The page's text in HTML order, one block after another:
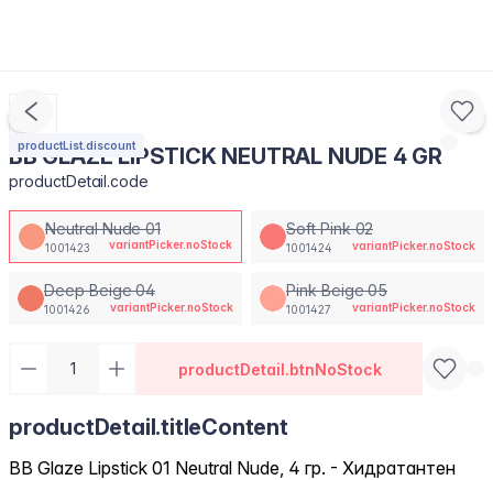
productList.discount
BB GLAZE LIPSTICK NEUTRAL NUDE 4 GR
productDetail.code
Neutral Nude 01
1001423 variantPicker.noStock
Soft Pink 02
1001424 variantPicker.noStock
Deep Beige 04
1001426 variantPicker.noStock
Pink Beige 05
1001427 variantPicker.noStock
productDetail.btnNoStock
productDetail.titleContent
BB Glaze Lipstick 01 Neutral Nude, 4 гр. - Хидратантен